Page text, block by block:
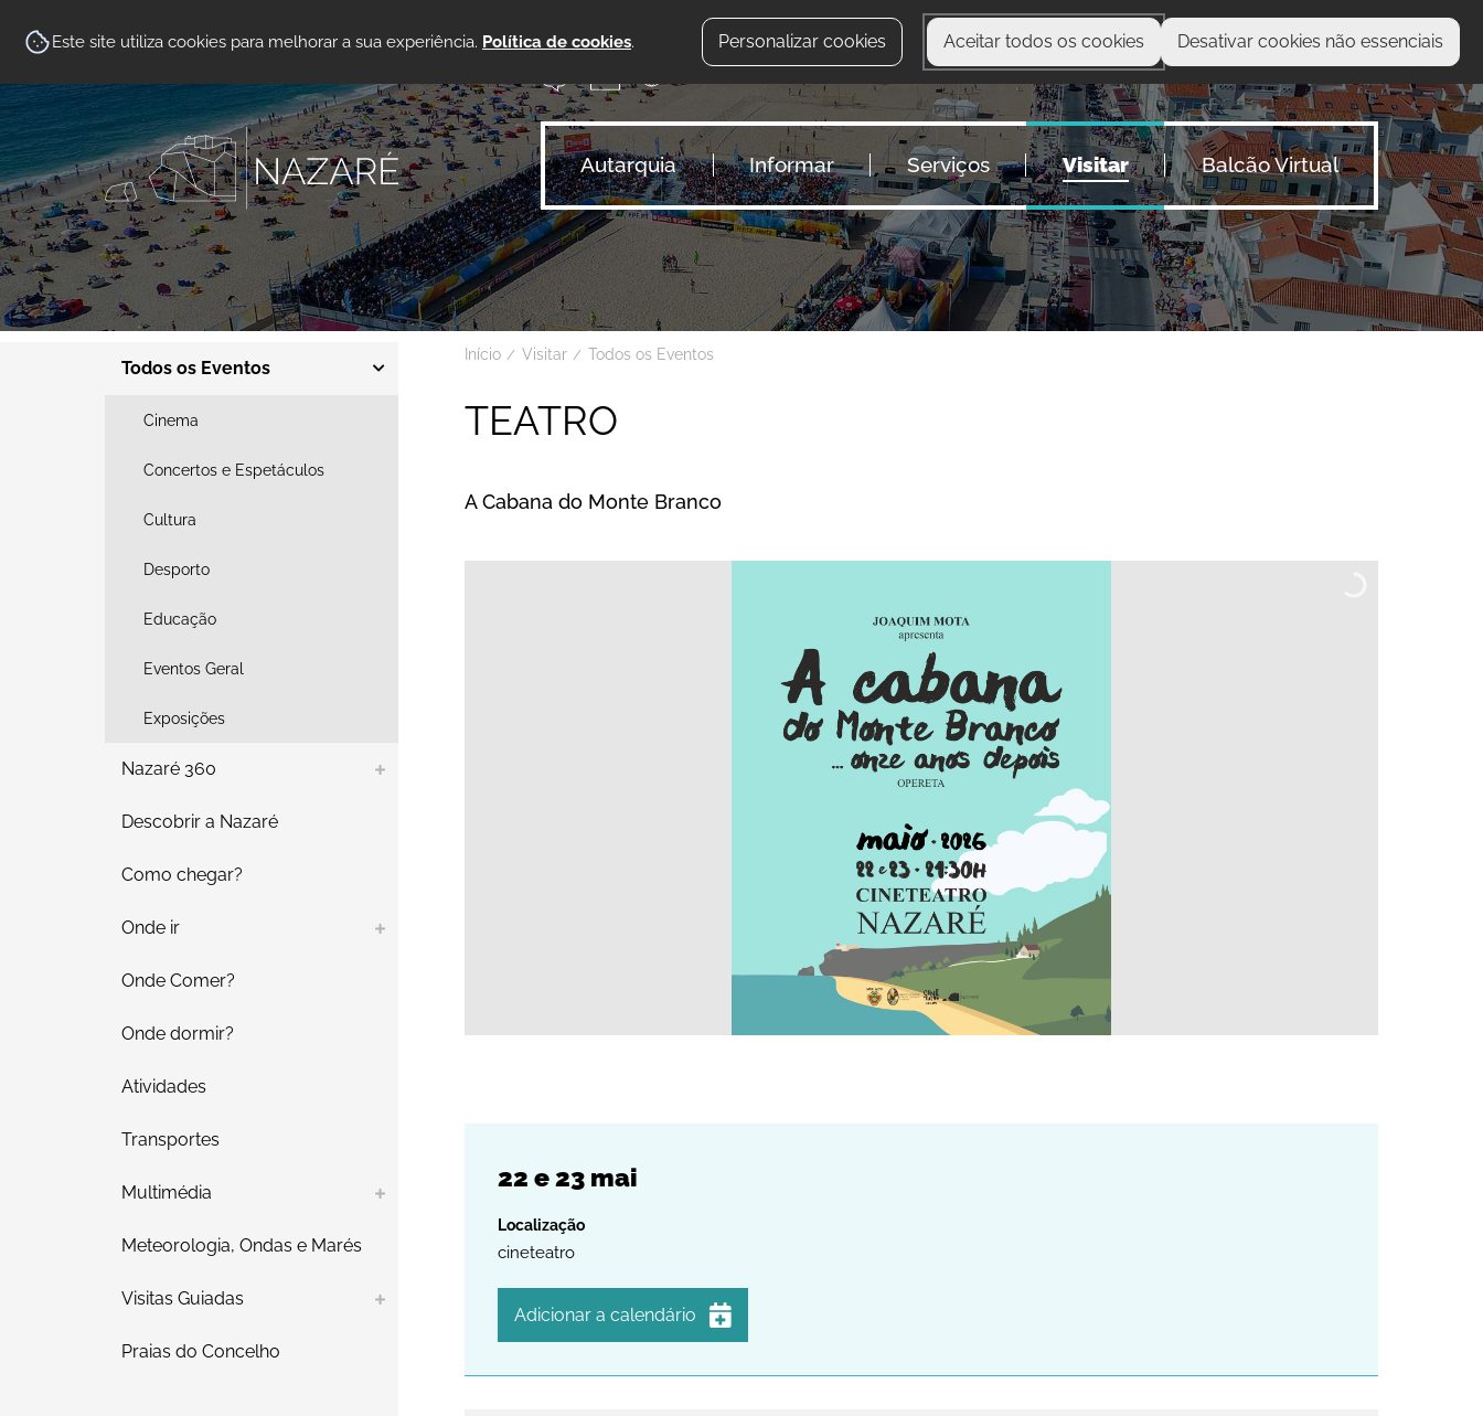
Este site utiliza cookies para melhorar a sua experiência. Política de cookies. Personalizar cookies Aceitar todos os cookies Desativar cookies não essenciais
O que procura?
Autarquia Informar Serviços Visitar Balcão Virtual
Todos os Eventos
Cinema
Concertos e Espetáculos
Cultura
Desporto
Educação
Eventos Geral
Exposições
Nazaré 360
Descobrir a Nazaré
Como chegar?
Onde ir
Onde Comer?
Onde dormir?
Atividades
Transportes
Multimédia
Meteorologia, Ondas e Marés
Visitas Guiadas
Praias do Concelho
Início Visitar Todos os Eventos
TEATRO
A Cabana do Monte Branco
22 e23 mai
cineteatro
Adicionar a calendário